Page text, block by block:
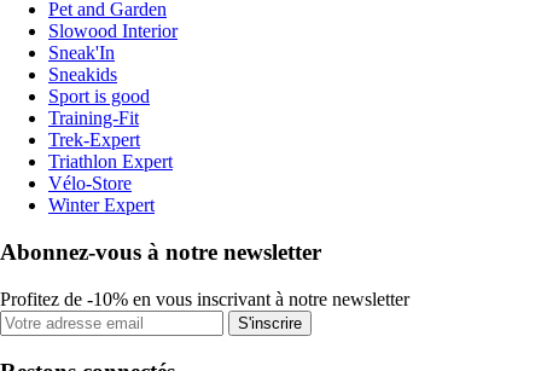
Pet and Garden
Slowood Interior
Sneak'In
Sneakids
Sport is good
Training-Fit
Trek-Expert
Triathlon Expert
Vélo-Store
Winter Expert
Abonnez-vous à notre newsletter
Profitez de -10% en vous inscrivant à notre newsletter
S'inscrire